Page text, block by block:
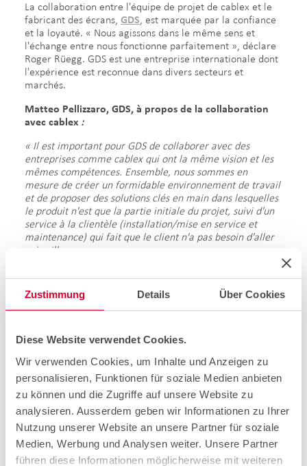
Zustimmung Details Über Cookies
Diese Website verwendet Cookies.
Wir verwenden Cookies, um Inhalte und Anzeigen zu
personalisieren, Funktionen für soziale Medien anbieten
zu können und die Zugriffe auf unsere Website zu
analysieren. Ausserdem geben wir Informationen zu Ihrer
Nutzung unserer Website an unsere Partner für soziale
Medien, Werbung und Analysen weiter. Unsere Partner
führen diese Informationen möglicherweise mit weiteren
La collaboration entre l'équipe de projet de cablex et le
fabricant des écrans, GDS , est marquée par la confiance
et la loyauté. « Nous agissons dans le même sens et
l'échange entre nous fonctionne parfaitement », déclare
Roger Rüegg. GDS est une entreprise internationale dont
l'expérience est reconnue dans divers secteurs et
marchés.
Matteo Pellizzaro, GDS, à propos de la collaboration
avec cablex :
« Il est important pour GDS de collaborer avec des
entreprises comme cablex qui ont la même vision et les
mêmes compétences. Ensemble, nous sommes en
mesure de créer un formidable environnement de travail
et de proposer des solutions clés en main dans lesquelles
le produit n'est que la partie initiale du projet, suivi d'un
service à la clientèle (installation/mise en service et
maintenance) qui fait que le client n'a pas besoin d'aller
voir ailleurs. »
delà du projet du tunnel de base du Ceneri. « Nous nous
réjouissons de ce partenariat qui fonctionne bien et
apprécions beaucoup la démarche constructive de la
CFF », précise Roger Rüegg.
Michael Kretz, chef de projet CFF «Smart Information
Displays» :
« Nous avons commencé notre collaboration avec cablex
en août 2020 dans le cadre de la phase pilote SID. cablex
a réalisé dans ce contexte les travaux de fondation pour
une partie de nos gares pilotes ainsi que le montage et la
mise en service des appareils sur nos 50 sites pilotes dans